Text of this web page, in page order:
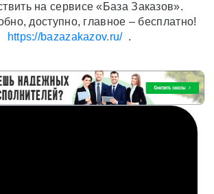
на сервисе «База Заказов».
доступно, главное – бесплатно!
https://bazazakazov.ru/ .